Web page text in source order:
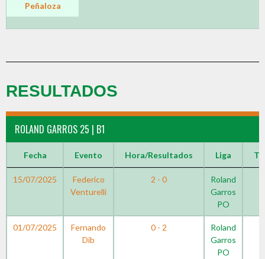
Peñaloza
RESULTADOS
ROLAND GARROS 25 | B1
Fecha Evento Hora/Resultados Liga
15/07/2025
Federico
Venturelli
2 - 0
Roland
Garros
PO
01/07/2025
Fernando
Dib
0 - 2
Roland
Garros
PO